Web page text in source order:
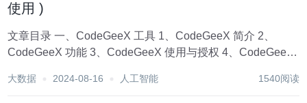
使用 )
文章目录 一、CodeGeeX 工具 1、CodeGeeX 简介 2、
CodeGeeX 功能 3、CodeGeeX 使用与授权 4、CodeGeeX
安...
大数据 2024-08-16 人工智能 1540阅读